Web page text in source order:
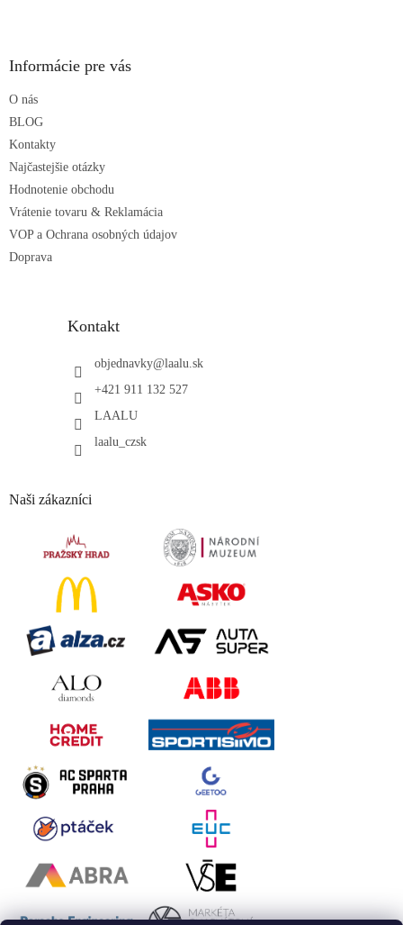
Informácie pre vás
O nás
BLOG
Kontakty
Najčastejšie otázky
Hodnotenie obchodu
Vrátenie tovaru & Reklamácia
VOP a Ochrana osobných údajov
Doprava
Kontakt
objednavky@laalu.sk
+421 911 132 527
LAALU
laalu_czsk
Naši zákazníci